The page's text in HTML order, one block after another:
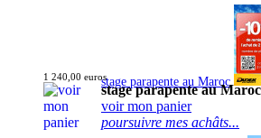
stage parapente au Maroc
1 240,00 euros
stage parapente au Maroc
voir mon panier
poursuivre mes achâts...